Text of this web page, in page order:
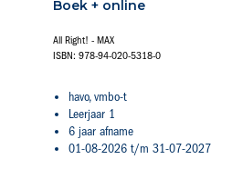
Boek + online
All Right! - MAX
ISBN: 978-94-020-5318-0
havo, vmbo-t
Leerjaar 1
6 jaar afname
01-08-2026 t/m 31-07-2027